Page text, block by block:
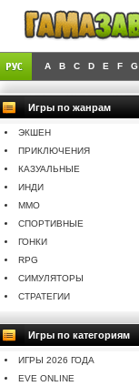
A B C D E F G
Игры по жанрам
ЭКШЕН
ПРИКЛЮЧЕНИЯ
КАЗУАЛЬНЫЕ
ИНДИ
MMO
СПОРТИВНЫЕ
ГОНКИ
RPG
СИМУЛЯТОРЫ
СТРАТЕГИИ
Игры по категориям
ИГРЫ 2026 ГОДА
EVE ONLINE